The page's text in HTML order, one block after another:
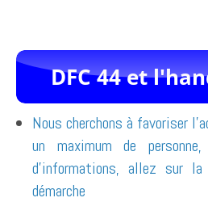
Nous cherchons à favoriser
un maximum de
d'informations, allez sur la
démarche